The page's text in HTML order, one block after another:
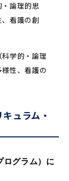
論理的思
看護の創
学的・論理
性、看護の
ュラム・
ログラム）に